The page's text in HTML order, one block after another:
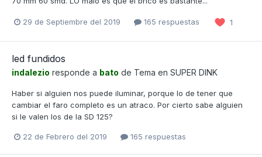
29 de Septiembre del 2019 165 respuestas 1
led fundidos
indalezio responde a bato de Tema en SUPER DINK
Haber si alguien nos puede iluminar, porque lo de tener que
cambiar el faro completo es un atraco. Por cierto sabe alguien
si le valen los de la SD 125?
22 de Febrero del 2019 165 respuestas